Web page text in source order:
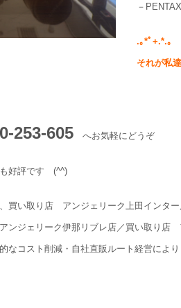
－
.｡*ﾟ +.*.｡
それが私
253-605 へお気軽にどうぞ
も好評です (^^)
買い取り店 アンジェリーク上田インタ
ンジェリーク伊那リブレ店／買い取り店
なコスト削減・自社直販ルート経営によ